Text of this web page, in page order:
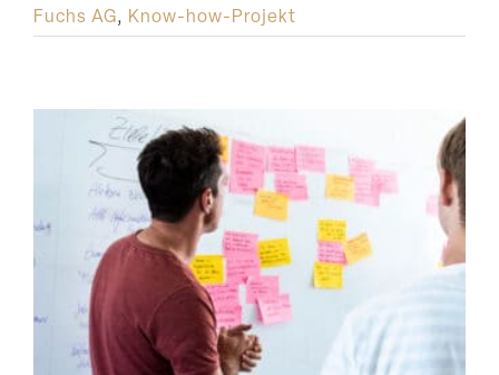
Fuchs AG, Know-how-Projekt